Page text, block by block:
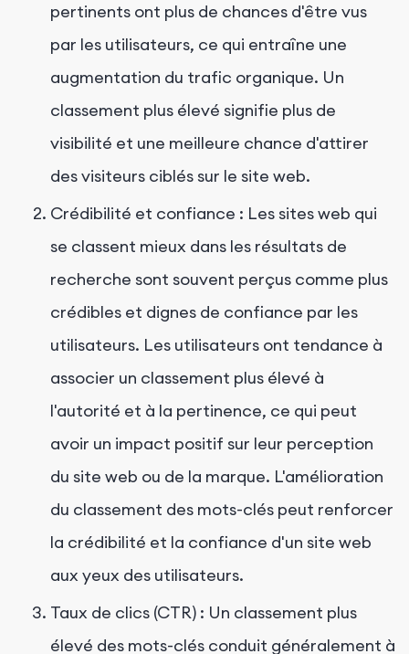
pertinents ont plus de chances d'être vus
par les utilisateurs, ce qui entraîne une
augmentation du trafic organique. Un
classement plus élevé signifie plus de
visibilité et une meilleure chance d'attirer
des visiteurs ciblés sur le site web.
Crédibilité et confiance : Les sites web qui
se classent mieux dans les résultats de
recherche sont souvent perçus comme plus
crédibles et dignes de confiance par les
utilisateurs. Les utilisateurs ont tendance à
associer un classement plus élevé à
l'autorité et à la pertinence, ce qui peut
avoir un impact positif sur leur perception
du site web ou de la marque. L'amélioration
du classement des mots-clés peut renforcer
la crédibilité et la confiance d'un site web
aux yeux des utilisateurs.
Taux de clics (CTR) : Un classement plus
élevé des mots-clés conduit généralement à